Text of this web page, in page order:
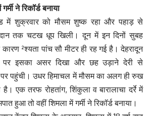
ने रिकॉर्ड बनाया
में शुक्रवार को मौसम शुष्क रहा और पहाड़ से
तक चटख धूप खिली। दून में इन दिनों सुबह
²श्यता पांच सौ मीटर ही रह गई है। देहरादून
पर इसका असर दिखा और छह उड़ाने देरी से
पर पहुंची। उधर हिमाचल में मौसम का अलग ही रुख
है। एक तरफ रोहतांग, शिंकुला व बारालाचा दर्रे में
हुआ तो वहीं शिमला में गर्मी ने रिकॉर्ड बनाया।